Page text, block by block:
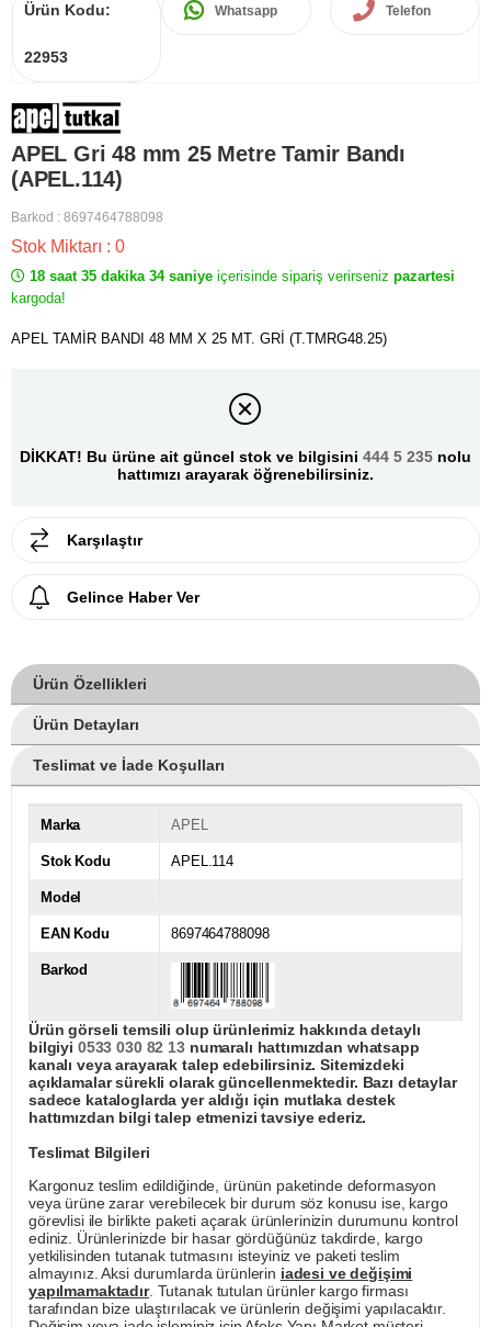
Ürün Kodu:
22953
Whatsapp Telefon
APEL Gri 48 mm 25 Metre Tamir Bandı
(APEL.114)
Barkod : 8697464788098
Stok Miktarı : 0
18 saat 35 dakika 34 saniye içerisinde sipariş verirseniz pazartesi
kargoda!
APEL TAMİR BANDI 48 MM X 25 MT. GRİ (T.TMRG48.25)
DİKKAT! Bu ürüne ait güncel stok ve bilgisini 444 5 235 nolu
hattımızı arayarak öğrenebilirsiniz.
Karşılaştır
Gelince Haber Ver
Ürün Özellikleri
Ürün Detayları
Teslimat ve İade Koşulları
Marka APEL
Stok Kodu APEL.114
Model
EAN Kodu 8697464788098
Barkod
Ürün görseli temsili olup ürünlerimiz hakkında detaylı
bilgiyi 0533 030 82 13numaralı hattımızdan whatsapp
kanalı veya arayarak talep edebilirsiniz. Sitemizdeki
açıklamalar sürekli olarak güncellenmektedir. Bazı detaylar
sadece kataloglarda yer aldığı için mutlaka destek
hattımızdan bilgi talep etmenizi tavsiye ederiz.
Teslimat Bilgileri
Kargonuz teslim edildiğinde, ürünün paketinde deformasyon
veya ürüne zarar verebilecek bir durum söz konusu ise, kargo
görevlisi ile birlikte paketi açarak ürünlerinizin durumunu kontrol
ediniz. Ürünlerinizde bir hasar gördüğünüz takdirde, kargo
yetkilisinden tutanak tutmasını isteyiniz ve paketi teslim
almayınız. Aksi durumlarda ürünlerin iadesi ve değişimi
yapılmamaktadır. Tutanak tutulan ürünler kargo firması
tarafından bize ulaştırılacak ve ürünlerin değişimi yapılacaktır.